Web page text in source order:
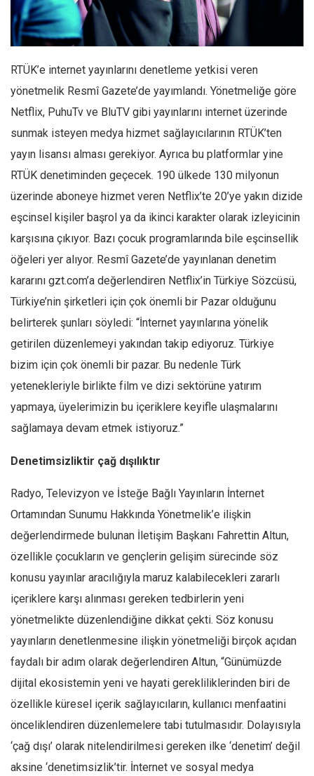
Facebook
Instagram
Editörden
Yazarlar
Kemal Özer
Mahmut Toptaş
Yvonne Ridley
Barış Tarımcıoğlu
Ömer Kayani
Yusuf Armağan
Hasanali Yıldırım
Leyla Şerif Emin
Mehmet Ali Tekin
Abir E. Nahas
Amina S. Jenenkovic
Bağdagül Öz
Esra Elönü
Tüm Sayılar
Kategoriler
Kültür Sanat
Kitap
Karisi kitap sualleri
7 soruda bu hafta
Ekonomi
Spor
Gıda-Beslenme
Hayat
RTÜK’e internet yayınlarını denetleme yetkisi veren
yönetmelik Resmî Gazete’de yayımlandı. Yönetmeliğe göre
Netflix, PuhuTv ve BluTV gibi yayınlarını internet üzerinde
sunmak isteyen medya hizmet sağlayıcılarının RTÜK’ten
yayın lisansı alması gerekiyor. Ayrıca bu platformlar yine
RTÜK denetiminden geçecek. 190 ülkede 130 milyonun
üzerinde aboneye hizmet veren Netflix’te 20’ye yakın dizide
eşcinsel kişiler başrol ya da ikinci karakter olarak izleyicinin
karşısına çıkıyor. Bazı çocuk programlarında bile eşcinsellik
öğeleri yer alıyor. Resmî Gazete’de yayınlanan denetim
kararını gzt.com’a değerlendiren Netflix’in Türkiye Sözcüsü,
Türkiye’nin şirketleri için çok önemli bir Pazar olduğunu
belirterek şunları söyledi: “İnternet yayınlarına yönelik
getirilen düzenlemeyi yakından takip ediyoruz. Türkiye
bizim için çok önemli bir pazar. Bu nedenle Türk
yetenekleriyle birlikte film ve dizi sektörüne yatırım
yapmaya, üyelerimizin bu içeriklere keyifle ulaşmalarını
sağlamaya devam etmek istiyoruz.”
Denetimsizliktir çağ dışılıktır
Radyo, Televizyon ve İsteğe Bağlı Yayınların İnternet
Ortamından Sunumu Hakkında Yönetmelik’e ilişkin
değerlendirmede bulunan İletişim Başkanı Fahrettin Altun,
özellikle çocukların ve gençlerin gelişim sürecinde söz
konusu yayınlar aracılığıyla maruz kalabilecekleri zararlı
içeriklere karşı alınması gereken tedbirlerin yeni
yönetmelikte düzenlendiğine dikkat çekti. Söz konusu
yayınların denetlenmesine ilişkin yönetmeliği birçok açıdan
faydalı bir adım olarak değerlendiren Altun, “Günümüzde
dijital ekosistemin yeni ve hayati gerekliliklerinden biri de
özellikle küresel içerik sağlayıcıların, kullanıcı menfaatini
önceliklendiren düzenlemelere tabi tutulmasıdır. Dolayısıyla
‘çağ dışı’ olarak nitelendirilmesi gereken ilke ‘denetim’ değil
aksine ‘denetimsizlik’tir. İnternet ve sosyal medya